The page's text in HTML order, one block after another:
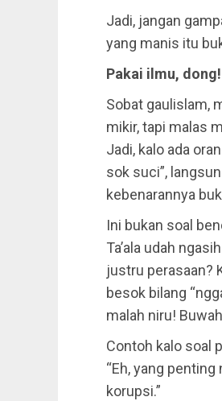
Jadi, jangan
yang manis itu
Pakai ilmu, dong!
Sobat gaulislam,
mikir, tapi malas
Jadi, kalo ada
sok suci”,
kebenarannya
Ini bukan soal
Ta’ala udah
justru perasaan?
besok bilang
malah niru!
Contoh kalo soal
“Eh, yang
korupsi.”